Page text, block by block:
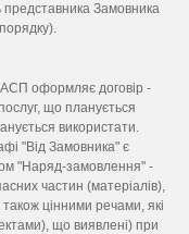
представника Замовника
оформляє договір -
що планується
використати.
"Від Замовника" є
"Наряд-замовлення" -
частин (матеріалів),
цінними речами, які
що виявлені) при